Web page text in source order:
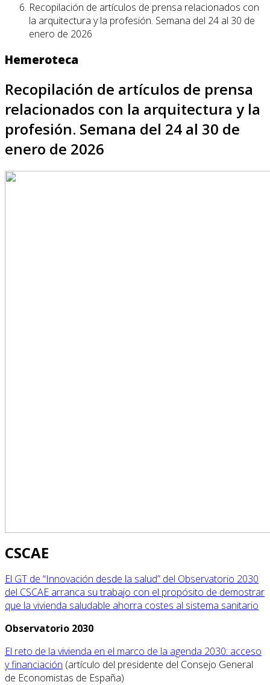
Recopilación de artículos de prensa relacionados con
la arquitectura y la profesión. Semana del 24 al 30 de
enero de 2026
Hemeroteca
Recopilación de artículos de prensa
relacionados con la arquitectura y la
profesión. Semana del 24 al 30 de
enero de 2026
CSCAE
El GT de “Innovación desde la salud” del Observatorio 2030
del CSCAE arranca su trabajo con el propósito de demostrar
que la vivienda saludable ahorra costes al sistema sanitario
Observatorio 2030
El reto de la vivienda en el marco de la agenda 2030: acceso
y financiación (artículo del presidente del Consejo General
de Economistas de España)